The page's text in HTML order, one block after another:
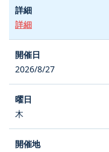
詳細
2026/8/27
木